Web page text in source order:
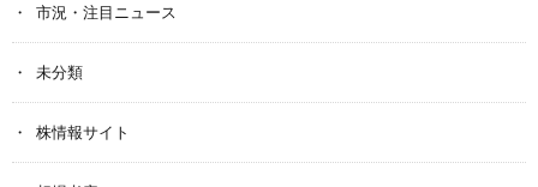
市況・注目ニュース
未分類
株情報サイト